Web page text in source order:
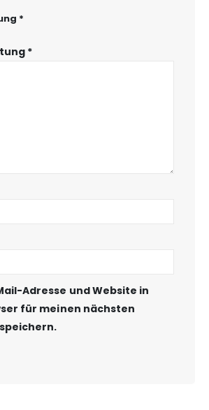
*
*
Adresse und Website in
für meinen nächsten